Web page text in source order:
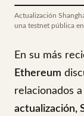
Actualización
una testnet pública
En su más
Ethereum
relacionados
actualización,